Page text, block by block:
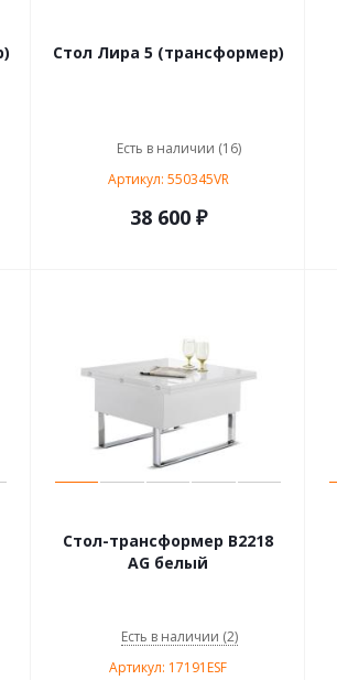
Стол Лира 5 (трансформер)
Есть в наличии (16)
Артикул: 550345VR
38 600 ₽
Стол-трансформер В2218
AG белый
Есть в наличии (2)
Артикул: 17191ESF